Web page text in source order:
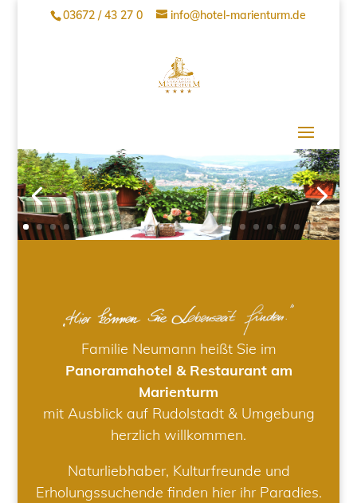
03672 / 43 27 0 info@hotel-marienturm.de
Familie Neumann heißt Sie im
Panoramahotel & Restaurant am
Marienturm
mit Ausblick auf Rudolstadt & Umgebung
herzlich willkommen.
Naturliebhaber, Kulturfreunde und
Erholungssuchende finden hier ihr Paradies.